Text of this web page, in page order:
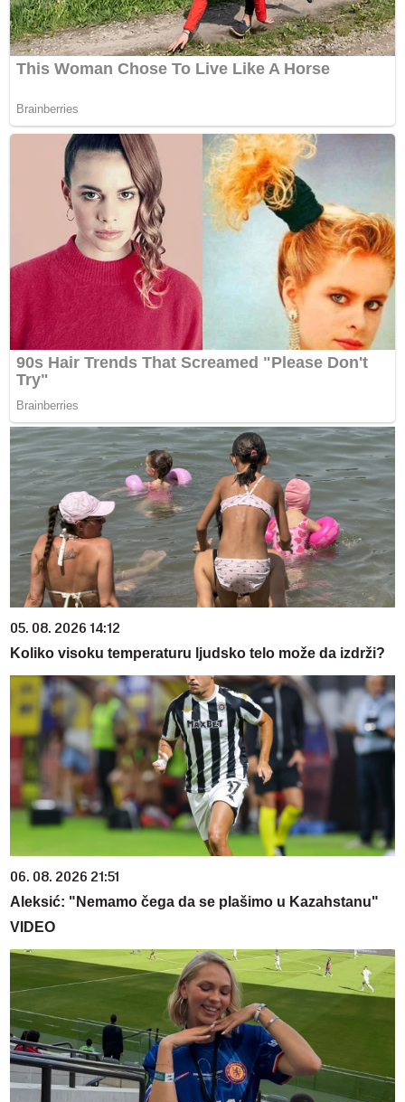
05. 08. 2026 14:12
Koliko visoku temperaturu ljudsko telo može da izdrži?
06. 08. 2026 21:51
Aleksić: "Nemamo čega da se plašimo u Kazahstanu"
VIDEO